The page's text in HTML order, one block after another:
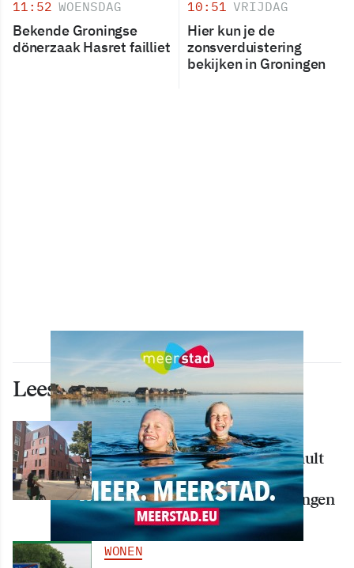
11:52 WOENSDAG
Bekende Groningse
dönerzaak Hasret failliet
10:51 VRIJDAG
Hier kun je de
zonsverduistering
bekijken in Groningen
Lees ook deze artikelen
WONEN
Nieuw creatief centrum Tumult
bijna klaar: opening eind
september in hart van Groningen
WONEN